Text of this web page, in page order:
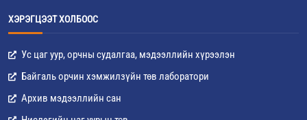
ХЭРЭГЦЭЭТ ХОЛБООС
Ус цаг уур, орчны судалгаа, мэдээллийн хүрээлэн
Байгаль орчин хэмжилзүйн төв лаборатори
Архив мэдээллийн сан